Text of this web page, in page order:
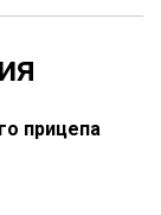
прицепа